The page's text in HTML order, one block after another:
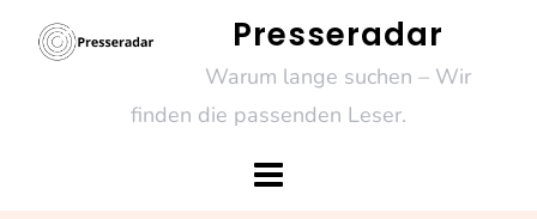
Presseradar
Warum lange suchen – Wir
finden die passenden Leser.